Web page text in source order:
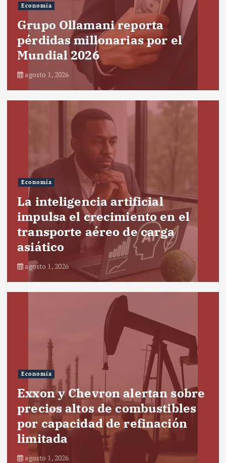
Economía
Grupo Ollamani reporta
pérdidas millonarias por el
Mundial 2026
agosto 1, 2026
Economía
La inteligencia artificial
impulsa el crecimiento en el
transporte aéreo de carga
asiático
agosto 1, 2026
Economía
Exxon y Chevron alertan sobre
precios altos de combustibles
por capacidad de refinación
limitada
agosto 1, 2026